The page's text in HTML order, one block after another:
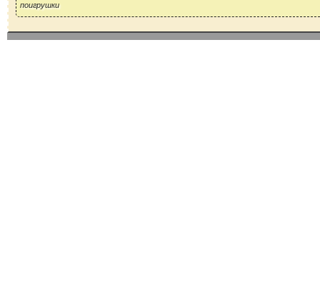
поигрушки